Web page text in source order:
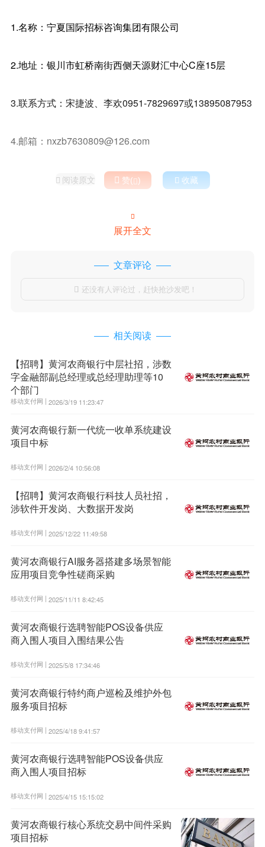
1.名称：宁夏国际招标咨询集团有限公司
2.地址：银川市虹桥南街西侧天源财汇中心C座15层
3.联系方式：宋捷波、李欢0951-7829697或13895087953
4.邮箱：nxzb7630809@126.com
 阅读原文  赞()  收藏

展开全文
文章评论
 还没有人评论过，赶快抢沙发吧！
相关阅读
【招聘】黄河农商银行中层社招，涉数
字金融部副总经理或总经理助理等10
个部门
移动支付网 | 2026/3/19 11:23:47
黄河农商银行新一代统一收单系统建设
项目中标
移动支付网 | 2026/2/4 10:56:08
【招聘】黄河农商银行科技人员社招，
涉软件开发岗、大数据开发岗
移动支付网 | 2025/12/22 11:49:58
黄河农商银行AI服务器搭建多场景智能
应用项目竞争性磋商采购
移动支付网 | 2025/11/11 8:42:45
黄河农商银行选聘智能POS设备供应
商入围人项目入围结果公告
移动支付网 | 2025/5/8 17:34:46
黄河农商银行特约商户巡检及维护外包
服务项目招标
移动支付网 | 2025/4/18 9:41:57
黄河农商银行选聘智能POS设备供应
商入围人项目招标
移动支付网 | 2025/4/15 15:15:02
黄河农商银行核心系统交易中间件采购
项目招标